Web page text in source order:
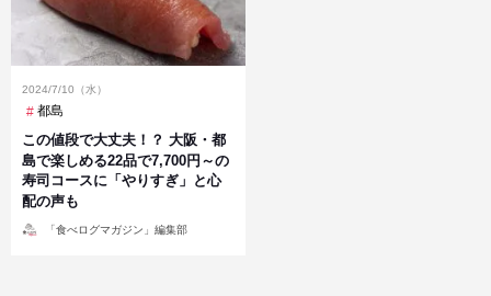
2024/7/10（水）
都島
この値段で大丈夫！？ 大阪・都
島で楽しめる22品で7,700円～の
寿司コースに「やりすぎ」と心
配の声も
「食べログマガジン」編集部